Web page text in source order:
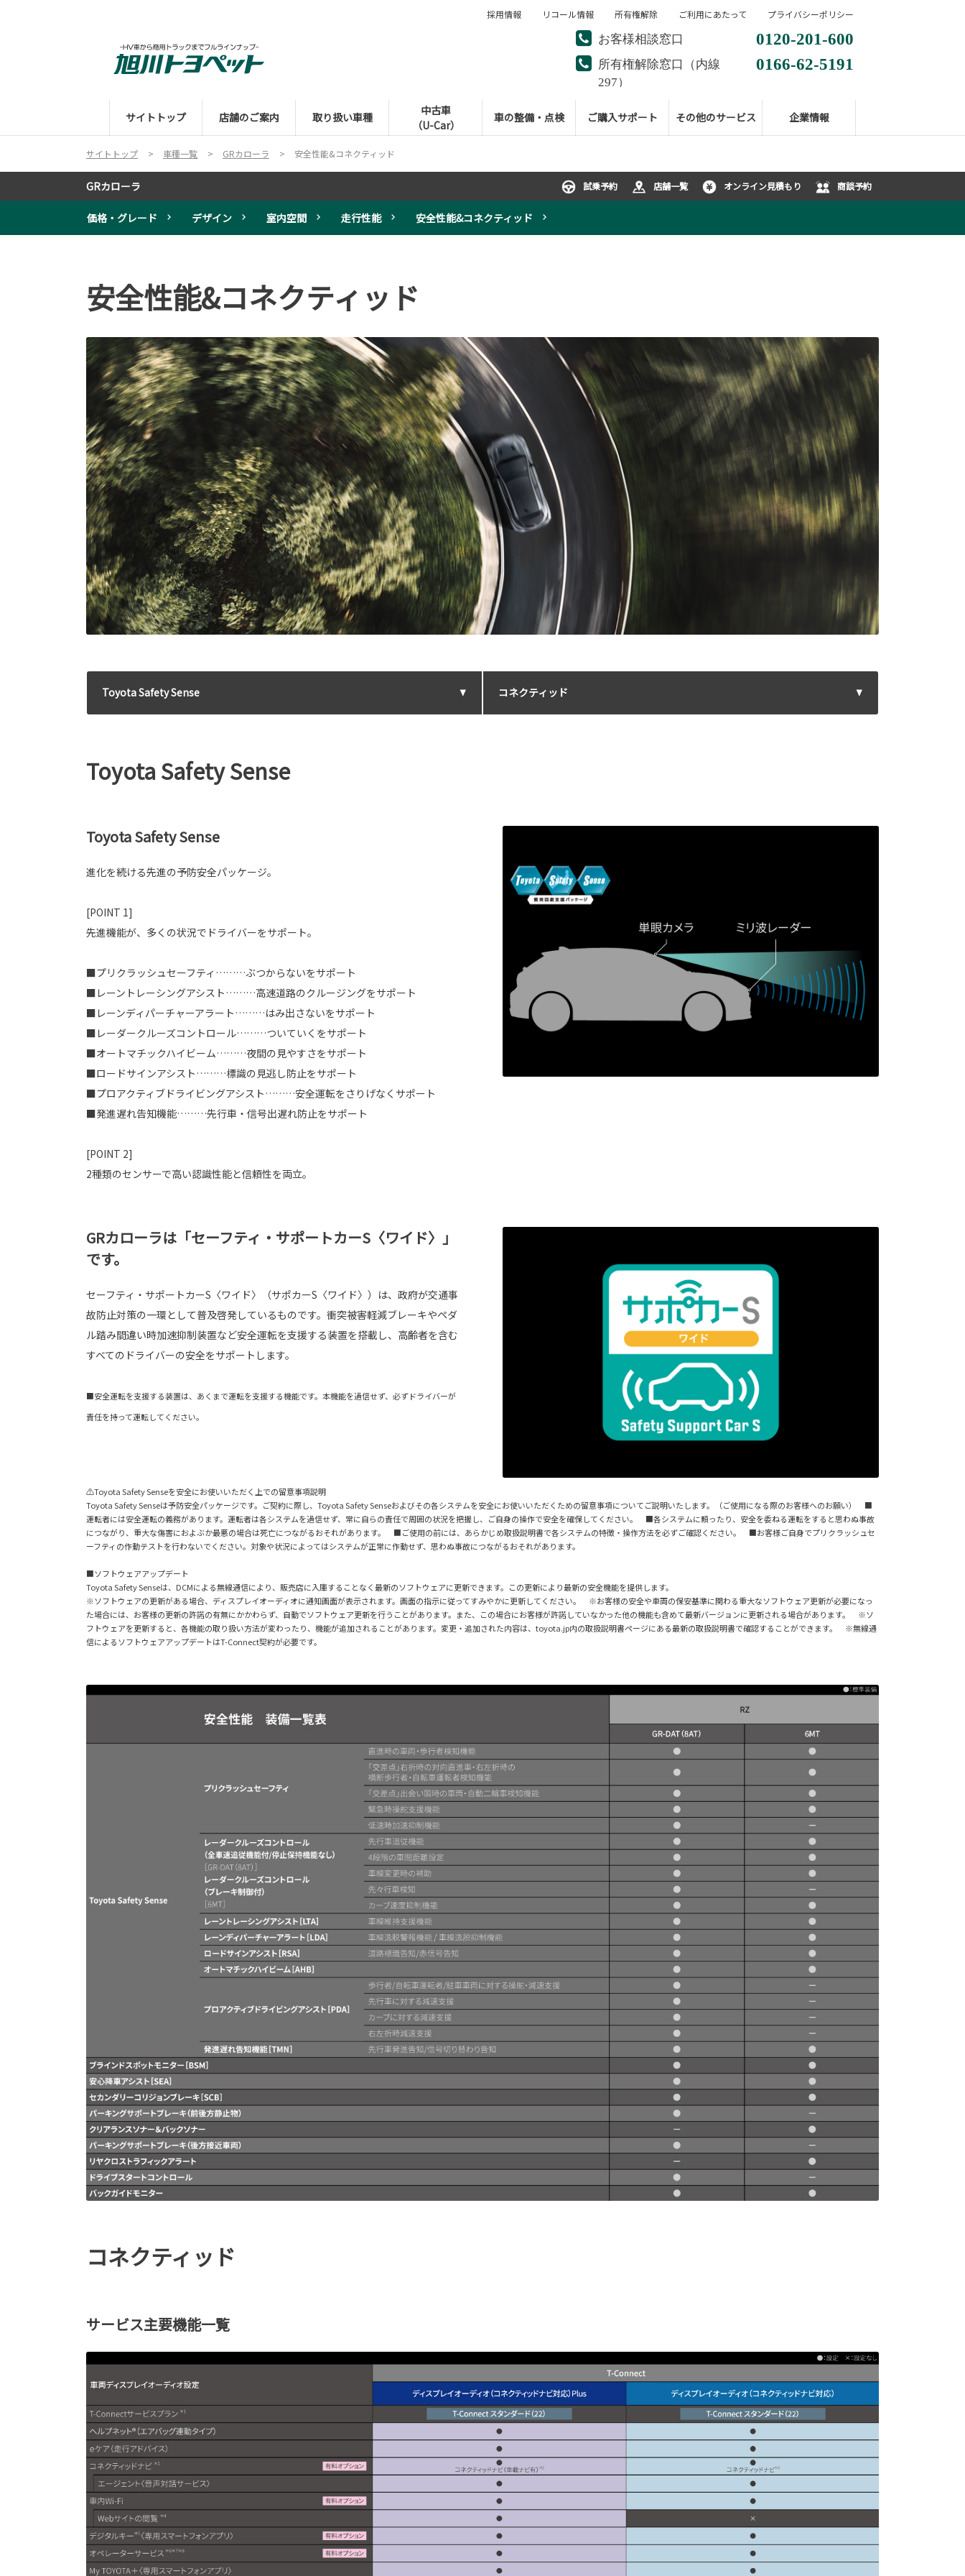
お客様相談窓口 0120-201-600
所有権解除窓口（内線
297）
0166-62-5191
サイトトップ 店舗のご案内 取り扱い車種
中古車
（U-Car）
車の整備・点検 ご購入サポート その他のサービス 企業情報
採用情報 リコール情報 所有権解除 ご利用にあたって プライバシーポリシー
サイトトップ 車種一覧 GRカローラ 安全性能&コネクティッド
GRカローラ 試乗予約 店舗一覧 オンライン見積もり 商談予約
価格・グレード デザイン 室内空間 走行性能 安全性能&コネクティッド
安全性能&コネクティッド
Toyota Safety Sense コネクティッド
Toyota Safety Sense
Toyota Safety Sense
進化を続ける先進の予防安全パッケージ。
[POINT 1]
先進機能が、多くの状況でドライバーをサポート。
■プリクラッシュセーフティ………ぶつからないをサポート
■レーントレーシングアシスト………高速道路のクルージングをサポート
■レーンディパーチャーアラート………はみ出さないをサポート
■レーダークルーズコントロール………ついていくをサポート
■オートマチックハイビーム………夜間の見やすさをサポート
■ロードサインアシスト………標識の見逃し防止をサポート
■プロアクティブドライビングアシスト………安全運転をさりげなくサポート
■発進遅れ告知機能………先行車・信号出遅れ防止をサポート
[POINT 2]
2種類のセンサーで高い認識性能と信頼性を両立。
GRカローラは「セーフティ・サポートカーS〈ワイド〉」
です。
セーフティ・サポートカーS〈ワイド〉（サポカーS〈ワイド〉）は、政府が交通事
故防止対策の一環として普及啓発しているものです。衝突被害軽減ブレーキやペダ
ル踏み間違い時加速抑制装置など安全運転を支援する装置を搭載し、高齢者を含む
すべてのドライバーの安全をサポートします。
■安全運転を支援する装置は、あくまで運転を支援する機能です。本機能を過信せず、必ずドライバーが
責任を持って運転してください。
⚠Toyota Safety Senseを安全にお使いいただく上での留意事項説明
Toyota Safety Senseは予防安全パッケージです。ご契約に際し、Toyota Safety Senseおよびその各システムを安全にお使いいただくための留意事項についてご説明いたします。（ご使用になる際のお客様へのお願い） ■
運転者には安全運転の義務があります。運転者は各システムを過信せず、常に自らの責任で周囲の状況を把握し、ご自身の操作で安全を確保してください。 ■各システムに頼ったり、安全を委ねる運転をすると思わぬ事故
につながり、重大な傷害におよぶか最悪の場合は死亡につながるおそれがあります。 ■ご使用の前には、あらかじめ取扱説明書で各システムの特徴・操作方法を必ずご確認ください。 ■お客様ご自身でプリクラッシュセ
ーフティの作動テストを行わないでください。対象や状況によってはシステムが正常に作動せず、思わぬ事故につながるおそれがあります。
■ソフトウェアアップデート
Toyota Safety Senseは、DCMによる無線通信により、販売店に入庫することなく最新のソフトウェアに更新できます。この更新により最新の安全機能を提供します。
※ソフトウェアの更新がある場合、ディスプレイオーディオに通知画面が表示されます。画面の指示に従ってすみやかに更新してください。 ※お客様の安全や車両の保安基準に関わる重大なソフトウェア更新が必要になっ
た場合には、お客様の更新の許諾の有無にかかわらず、自動でソフトウェア更新を行うことがあります。また、この場合にお客様が許諾していなかった他の機能も含めて最新バージョンに更新される場合があります。 ※ソ
フトウェアを更新すると、各機能の取り扱い方法が変わったり、機能が追加されることがあります。変更・追加された内容は、toyota.jp内の取扱説明書ページにある最新の取扱説明書で確認することができます。 ※無線通
信によるソフトウェアアップデートはT-Connect契約が必要です。
コネクティッド
サービス主要機能一覧